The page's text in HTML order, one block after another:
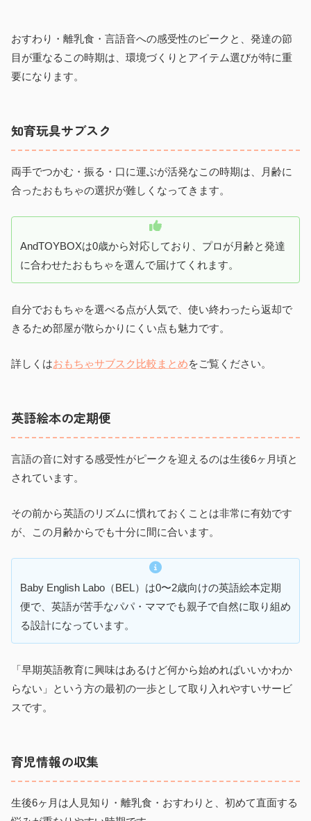
おすわり・離乳食・言語音への感受性のピークと、発達の節
目が重なるこの時期は、環境づくりとアイテム選びが特に重
要になります。
知育玩具サブスク
両手でつかむ・振る・口に運ぶが活発なこの時期は、月齢に
合ったおもちゃの選択が難しくなってきます。
AndTOYBOXは0歳から対応しており、プロが月齢と発達
に合わせたおもちゃを選んで届けてくれます。
自分でおもちゃを選べる点が人気で、使い終わったら返却で
きるため部屋が散らかりにくい点も魅力です。
詳しくはおもちゃサブスク比較まとめをご覧ください。
英語絵本の定期便
言語の音に対する感受性がピークを迎えるのは生後6ヶ月頃と
されています。
その前から英語のリズムに慣れておくことは非常に有効です
が、この月齢からでも十分に間に合います。
Baby English Labo（BEL）は0〜2歳向けの英語絵本定期
便で、英語が苦手なパパ・ママでも親子で自然に取り組め
る設計になっています。
「早期英語教育に興味はあるけど何から始めればいいかわか
らない」という方の最初の一歩として取り入れやすいサービ
スです。
育児情報の収集
生後6ヶ月は人見知り・離乳食・おすわりと、初めて直面する